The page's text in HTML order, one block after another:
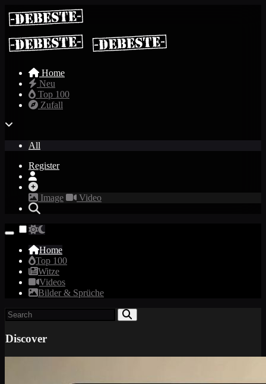
Home
Neu
Top 100
Zufall
All
Register
Image Video
Home
Top 100
Witze
Videos
Bilder & Sprüche
Discover